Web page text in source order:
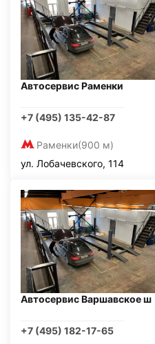
Автосервис Раменки
+7 (495) 135-42-87
Раменки(900 м)
ул. Лобачевского, 114
Автосервис Варшавское ш
+7 (495) 182-17-65